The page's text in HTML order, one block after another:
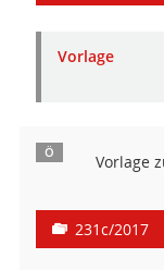
Vorlage
Ö Vorlage
231c/2017